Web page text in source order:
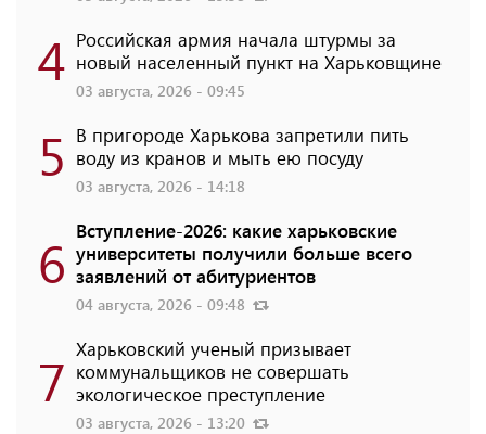
4 Российская армия начала штурмы за
новый населенный пункт на Харьковщине
03 августа, 2026 - 09:45
5 В пригороде Харькова запретили пить
воду из кранов и мыть ею посуду
03 августа, 2026 - 14:18
6 Вступление-2026: какие харьковские
университеты получили больше всего
заявлений от абитуриентов
04 августа, 2026 - 09:48
7 Харьковский ученый призывает
коммунальщиков не совершать
экологическое преступление
03 августа, 2026 - 13:20